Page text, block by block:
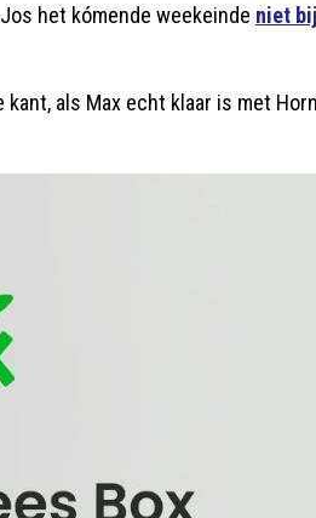
het kómende weekeinde niet
als Max echt klaar is met